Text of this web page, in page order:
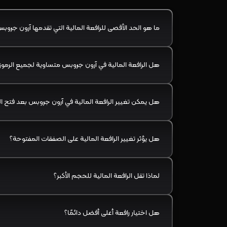
ما هو الحد الأقصى للرافعة المالية التي تقدمها آرون
هل الرافعة المالية في آرون جروبس متساوية لجميع
هل يمكن تغيير الرافعة المالية في آرون جروبس بعد
هل يؤثر تغيير الرافعة المالية على الصفقات المفتوحة؟
لماذا تقل الرافعة المالية للحجم الأكبر؟
هل اختيار رافعة أعلى أفضل دائمًا؟